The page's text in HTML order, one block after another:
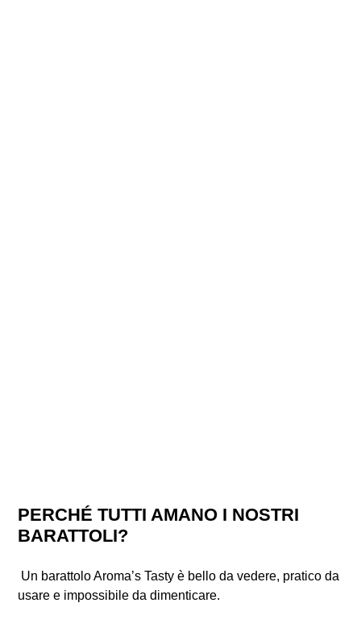
PERCHÉ TUTTI AMANO I NOSTRI
BARATTOLI?
Un barattolo Aroma’s Tasty è bello da vedere, pratico da
usare e impossibile da dimenticare.